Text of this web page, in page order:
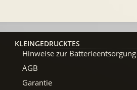
KLEINGEDRUCKTES
Hinweise zur Batterieentsorgung
AGB
Garantie